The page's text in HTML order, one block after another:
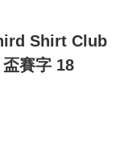
Shirt Club
賽字 18